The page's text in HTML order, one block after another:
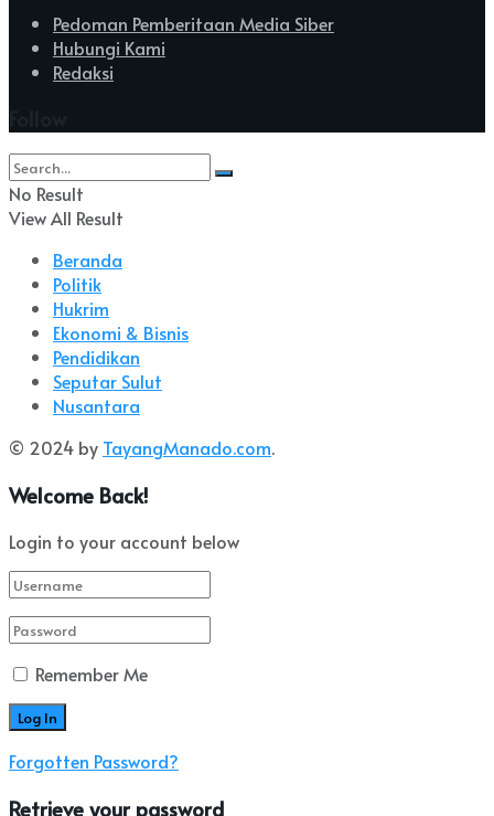
Pedoman Pemberitaan Media Siber
Hubungi Kami
Redaksi
No Result
View All Result
Beranda
Politik
Hukrim
Ekonomi & Bisnis
Pendidikan
Seputar Sulut
Nusantara
© 2024 by TayangManado.com.
Welcome Back!
Login to your account below
Remember Me
Forgotten Password?
Retrieve your password